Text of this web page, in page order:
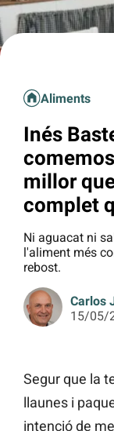
Aliments
Inés
millor
complet
Ni aguacat ni
l'aliment més
rebost.
Carlos
15/05/
Segur que la
llaunes i
intenció de